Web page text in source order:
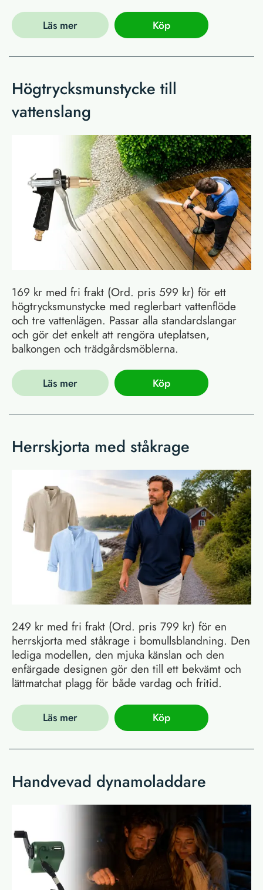
Läs mer Köp
Högtrycksmunstycke till
vattenslang
169 kr med fri frakt (Ord. pris 599 kr) för ett
högtrycksmunstycke med reglerbart vattenflöde
och tre vattenlägen. Passar alla standardslangar
och gör det enkelt att rengöra uteplatsen,
balkongen och trädgårdsmöblerna.
Läs mer Köp
Herrskjorta med ståkrage
249 kr med fri frakt (Ord. pris 799 kr) för en
herrskjorta med ståkrage i bomullsblandning. Den
lediga modellen, den mjuka känslan och den
enfärgade designen gör den till ett bekvämt och
lättmatchat plagg för både vardag och fritid.
Läs mer Köp
Handvevad dynamoladdare